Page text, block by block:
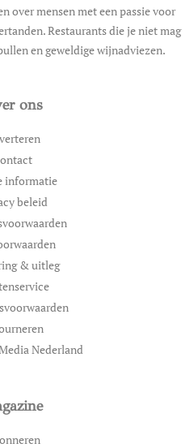
over mensen met een passie voor
Restaurants die je niet mag
en geweldige wijnadviezen.
ons
informatie
beleid
& uitleg
Nederland